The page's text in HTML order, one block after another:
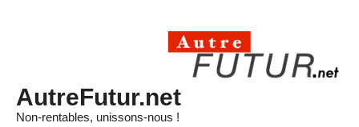
AutreFutur.net
Non-rentables, unissons-nous !